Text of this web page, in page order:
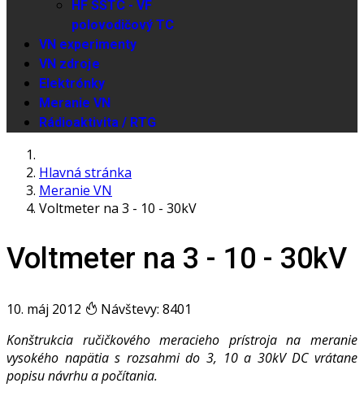
HF SSTC - VF
polovodičový TC
VN experimenty
VN zdroje
Elektrónky
Meranie VN
Rádioaktivita / RTG
Hlavná stránka
Meranie VN
Voltmeter na 3 - 10 - 30kV
Voltmeter na 3 - 10 - 30kV
10. máj 2012
Návštevy: 8401
Konštrukcia ručičkového meracieho prístroja na meranie
vysokého napätia s rozsahmi do 3, 10 a 30kV DC vrátane
popisu návrhu a počítania.